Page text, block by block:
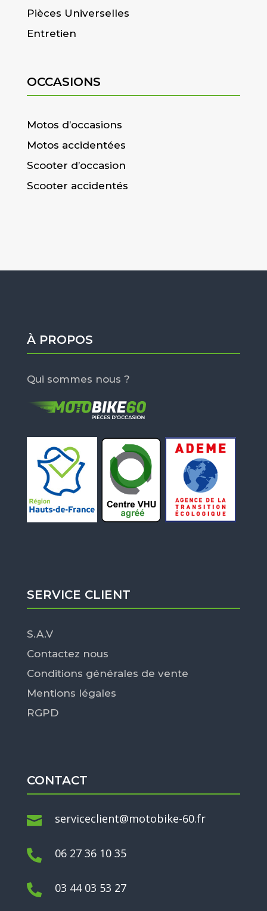
Pièces Universelles
Entretien
OCCASIONS
Motos d’occasions
Motos accidentées
Scooter d’occasion
Scooter accidentés
À PROPOS
Qui sommes nous ?
SERVICE CLIENT
S.A.V
Contactez nous
Conditions générales de vente
Mentions légales
RGPD
CONTACT
 serviceclient@motobike-60.fr
 06 27 36 10 35
 03 44 03 53 27